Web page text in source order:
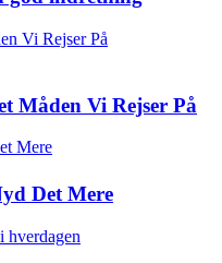
Måden Vi Rejser På
Det Mere